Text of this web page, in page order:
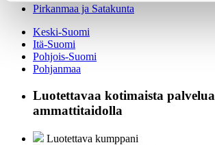
Pirkanmaa ja Satakunta
Keski-Suomi
Itä-Suomi
Pohjois-Suomi
Pohjanmaa
Luotettavaa kotimaista palvelua
ammattitaidolla
Luotettava kumppani